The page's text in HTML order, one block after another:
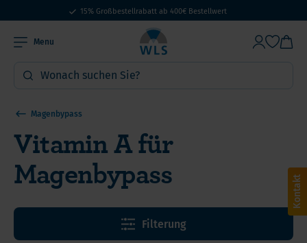
15% Großbestellrabatt ab 400€ Bestellwert
Menu
Magenbypass
Vitamin A für
Magenbypass
Filterung
Kontakt